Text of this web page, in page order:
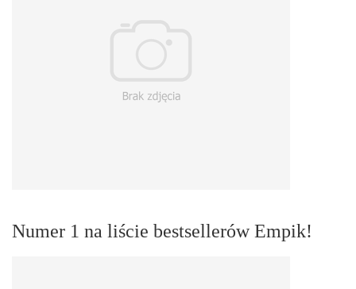
Numer 1 na liście bestsellerów Empik!